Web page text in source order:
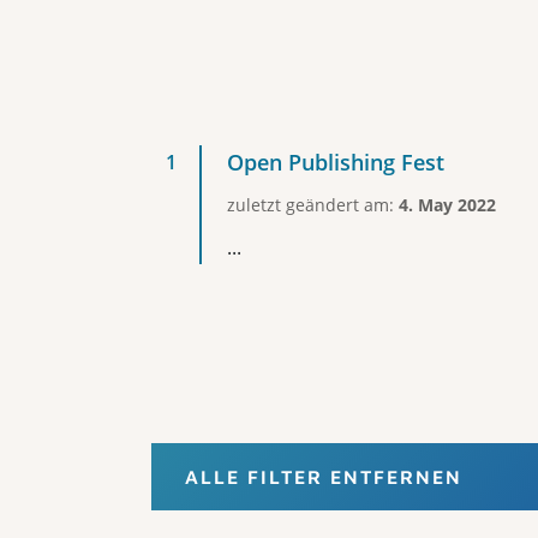
Open Publishing Fest
zuletzt geändert am: 4. May 2022
...
ALLE FILTER ENTFERNEN